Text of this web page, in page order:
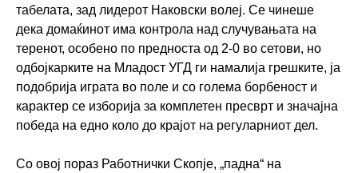
табелата, зад лидерот Наковски волеј. Се чинеше
дека домаќинот има контрола над случувањата на
теренот, особено по предноста од 2-0 во сетови, но
одбојкарките на Младост УГД ги намалија грешките, ја
подобрија играта во поле и со голема борбеност и
карактер се изборија за комплетен пресврт и значајна
победа на едно коло до крајот на регуларниот дел.
Со овој пораз Работнички Скопје, „падна“ на